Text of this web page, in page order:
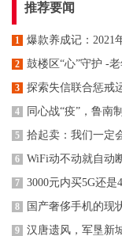
推荐要闻
1 爆款养成记：2021
2 鼓楼区“心”守护 -
3 探索失信联合惩戒
4 同心战“疫”，鲁南
5 拾起卖：我们一定
6 WiFi动不动就自动
7 3000元内买5G还是
8 国产奢侈手机的现
9 汉唐遗风，军垦新